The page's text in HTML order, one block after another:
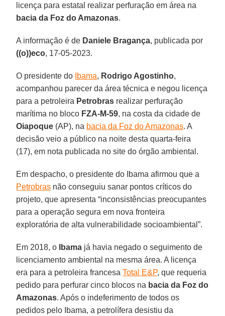
licença para estatal realizar perfuração em área na
bacia da Foz do Amazonas.
A informação é de Daniele Bragança, publicada por
((o))eco, 17-05-2023.
O presidente do Ibama, Rodrigo Agostinho,
acompanhou parecer da área técnica e negou licença
para a petroleira Petrobras realizar perfuração
marítima no bloco FZA-M-59, na costa da cidade de
Oiapoque (AP), na bacia da Foz do Amazonas. A
decisão veio a público na noite desta quarta-feira
(17), em nota publicada no site do órgão ambiental.
Em despacho, o presidente do Ibama afirmou que a
Petrobras não conseguiu sanar pontos críticos do
projeto, que apresenta “inconsistências preocupantes
para a operação segura em nova fronteira
exploratória de alta vulnerabilidade socioambiental”.
Em 2018, o Ibama já havia negado o seguimento de
licenciamento ambiental na mesma área. A licença
era para a petroleira francesaTotal E&P, que requeria
pedido para perfurar cinco blocos na bacia da Foz do
Amazonas. Após o indeferimento de todos os
pedidos pelo Ibama, a petrolífera desistiu da